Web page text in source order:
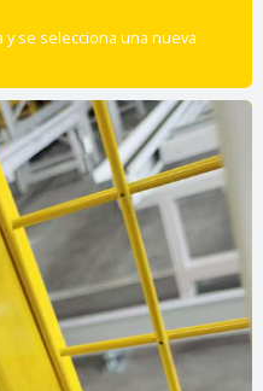
se selecciona una nueva